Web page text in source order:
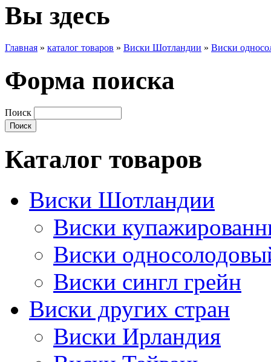
Вы здесь
Главная » каталог товаров » Виски Шотландии » Виски
Форма поиска
Поиск
Каталог товаров
Виски Шотландии
Виски
Виски
Виски сингл грейн
Виски других стран
Виски Ирландия